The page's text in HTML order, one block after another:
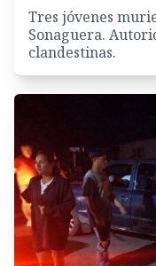
Tres jóvenes
Sonaguera.
clandestinas.